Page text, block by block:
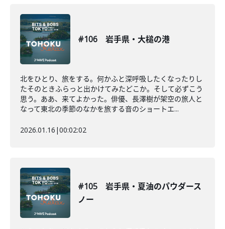
#106 岩手県・大槌の港
北をひとり、旅をする。何かふと深呼吸したくなったりし
たそのときふらっと出かけてみたどこか。そして必ずこう
思う。ああ、来てよかった。俳優、長澤樹が架空の旅人と
なって東北の季節のなかを旅する音のショートエ...
2026.01.16 |00:02:02
#105 岩手県・夏油のパウダース
ノー